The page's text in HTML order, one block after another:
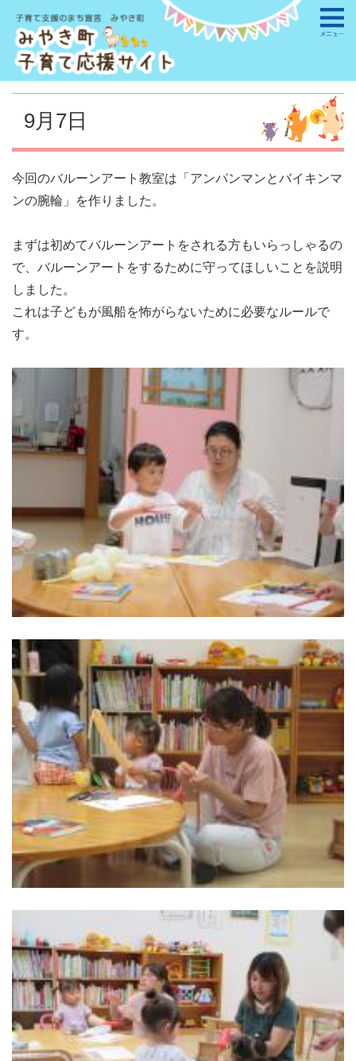
9月7日
今回のバルーンアート教室は「アンパンマンとバイキンマ
ンの腕輪」を作りました。
まずは初めてバルーンアートをされる方もいらっしゃるの
で、バルーンアートをするために守ってほしいことを説明
しました。
これは子どもが風船を怖がらないために必要なルールで
す。